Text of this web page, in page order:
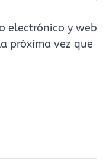
electrónico y web
próxima vez que